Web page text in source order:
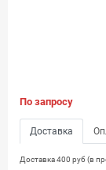
По запросу
Доставка
Доставка 400 руб (в